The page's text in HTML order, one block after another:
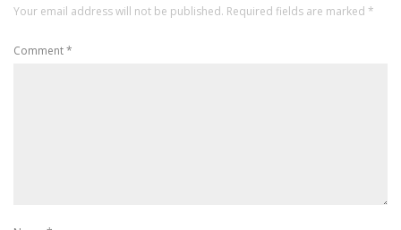
Your email address will not be published. Required fields are marked *
Comment*